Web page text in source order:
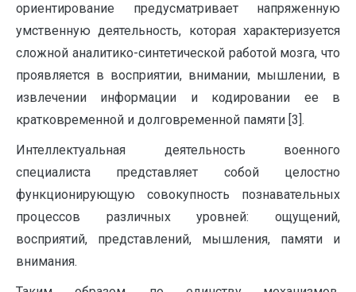
ориентирование предусматривает напряженную
умственную деятельность, которая характеризуется
сложной аналитико-синтетической работой мозга, что
проявляется в восприятии, внимании, мышлении, в
извлечении информации и кодировании ее в
кратковременной и долговременной памяти [3].
Интеллектуальная деятельность военного
специалиста представляет собой целостно
функционирующую совокупность познавательных
процессов различных уровней: ощущений,
восприятий, представлений, мышления, памяти и
внимания.